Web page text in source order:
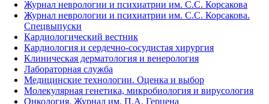
Журнал неврологии и психиатрии им. С.С. Корсакова
Журнал неврологии и психиатрии им. С.С. Корсакова.
Спецвыпуски
Кардиологический вестник
Кардиология и сердечно-сосудистая хирургия
Клиническая дерматология и венерология
Лабораторная служба
Медицинские технологии. Оценка и выбор
Молекулярная генетика, микробиология и вирусология
Онкология. Журнал им. П.А. Герцена